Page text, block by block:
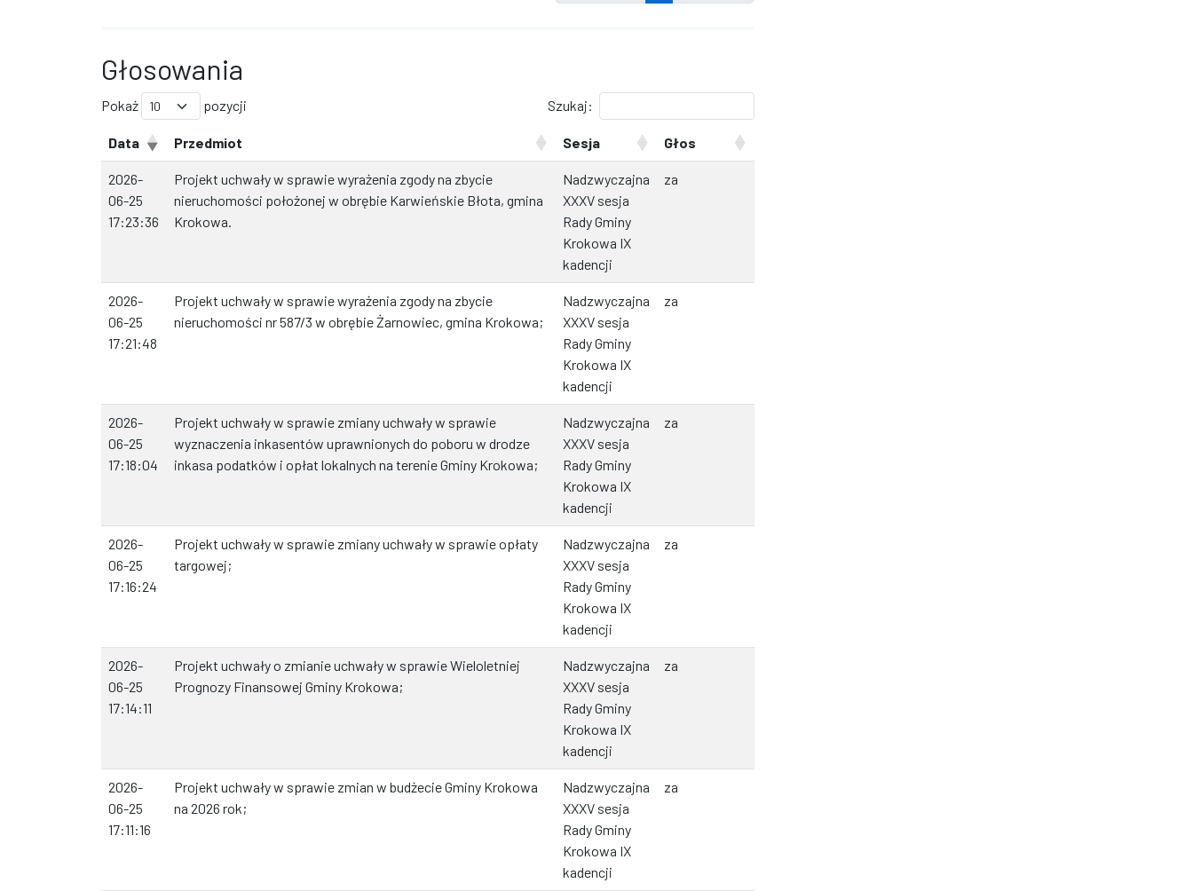
Głosowania
Pokaż pozycji Szukaj:
Data Przedmiot Sesja Głos
2026-
06-25
17:23:36
Projekt uchwały w sprawie wyrażenia zgody na zbycie
nieruchomości położonej w obrębie Karwieńskie Błota, gmina
Krokowa.
Nadzwyczajna
XXXV sesja
Rady Gminy
Krokowa IX
kadencji
za
2026-
06-25
17:21:48
Projekt uchwały w sprawie wyrażenia zgody na zbycie
nieruchomości nr 587/3 w obrębie Żarnowiec, gmina Krokowa;
Nadzwyczajna
XXXV sesja
Rady Gminy
Krokowa IX
kadencji
za
2026-
06-25
17:18:04
Projekt uchwały w sprawie zmiany uchwały w sprawie
wyznaczenia inkasentów uprawnionych do poboru w drodze
inkasa podatków i opłat lokalnych na terenie Gminy Krokowa;
Nadzwyczajna
XXXV sesja
Rady Gminy
Krokowa IX
kadencji
za
2026-
06-25
17:16:24
Projekt uchwały w sprawie zmiany uchwały w sprawie opłaty
targowej;
Nadzwyczajna
XXXV sesja
Rady Gminy
Krokowa IX
kadencji
za
2026-
06-25
17:14:11
Projekt uchwały o zmianie uchwały w sprawie Wieloletniej
Prognozy Finansowej Gminy Krokowa;
Nadzwyczajna
XXXV sesja
Rady Gminy
Krokowa IX
kadencji
za
2026-
06-25
17:11:16
Projekt uchwały w sprawie zmian w budżecie Gminy Krokowa
na 2026 rok;
Nadzwyczajna
XXXV sesja
Rady Gminy
Krokowa IX
kadencji
za